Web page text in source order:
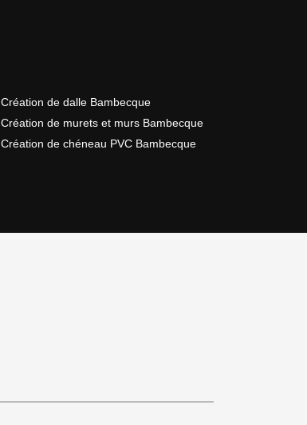
Création de dalle Bambecque
Création de murets et murs Bambecque
Création de chéneau PVC Bambecque